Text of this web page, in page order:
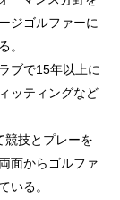
ジゴルファーに
。
ブで15年以上に
ッティングなど
競技とプレーを
面からゴルファ
いる。